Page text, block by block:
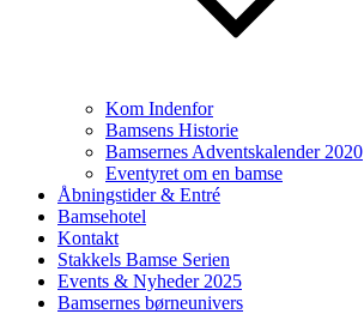
Kom Indenfor
Bamsens Historie
Bamsernes Adventskalender 2020
Eventyret om en bamse
Åbningstider & Entré
Bamsehotel
Kontakt
Stakkels Bamse Serien
Events & Nyheder 2025
Bamsernes børneunivers